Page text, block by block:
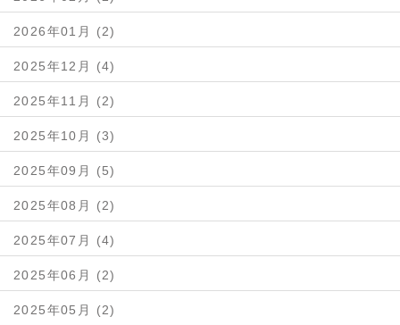
2026年01月 (2)
2025年12月 (4)
2025年11月 (2)
2025年10月 (3)
2025年09月 (5)
2025年08月 (2)
2025年07月 (4)
2025年06月 (2)
2025年05月 (2)